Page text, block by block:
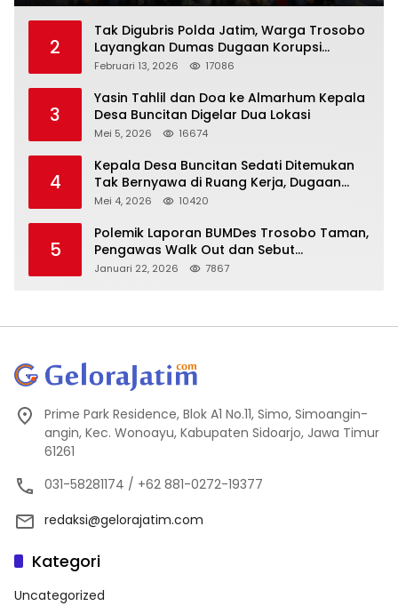
2
Tak Digubris Polda Jatim, Warga Trosobo
Layangkan Dumas Dugaan Korupsi
Oknum DPRD Sidoarjo ke Kapolri
Februari 13, 2026 17086
3
Yasin Tahlil dan Doa ke Almarhum Kepala
Desa Buncitan Digelar Dua Lokasi
Mei 5, 2026 16674
4
Kepala Desa Buncitan Sedati Ditemukan
Tak Bernyawa di Ruang Kerja, Dugaan
Bunuh Diri Menguat
Mei 4, 2026 10420
5
Polemik Laporan BUMDes Trosobo Taman,
Pengawas Walk Out dan Sebut
Kejanggalan
Januari 22, 2026 7867
Prime Park Residence, Blok A1 No.11, Simo, Simoangin-
angin, Kec. Wonoayu, Kabupaten Sidoarjo, Jawa Timur
61261
031-58281174 / +62 881-0272-19377
redaksi@gelorajatim.com
Kategori
Uncategorized